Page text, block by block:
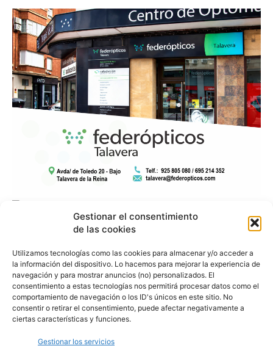
Gestionar el consentimiento
de las cookies
Utilizamos tecnologías como las cookies para almacenar y/o acceder a
la información del dispositivo. Lo hacemos para mejorar la experiencia de
navegación y para mostrar anuncios (no) personalizados. El
consentimiento a estas tecnologías nos permitirá procesar datos como el
comportamiento de navegación o los ID's únicos en este sitio. No
consentir o retirar el consentimiento, puede afectar negativamente a
ciertas características y funciones.
Gestionar los servicios